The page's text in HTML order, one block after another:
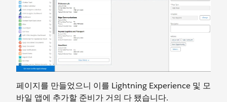
페이지를 만들었으니 이를 Lightning Experience 및 모
바일 앱에 추가할 준비가 거의 다 됐습니다.